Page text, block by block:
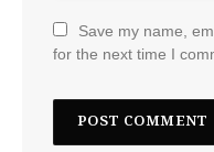
Save my name,
for the next time I